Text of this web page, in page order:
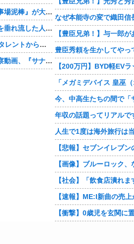
【速報】熊本の被災地、『火事場泥棒』が大暴れ…
【警告】地震を利用してデマを垂れ流した人間、悲惨な末路を迎える…
【緊急】NHK職員が番組出演タレントから性被害 PTSDを発症し休職へ
【速報】高市首相の被災地視察動画、『サナのプロモーションビデオ』すぎて炎上
豊臣秀頼を生かしてやっ
【200万円】BYD軽EV
年収の話題ってリアルで